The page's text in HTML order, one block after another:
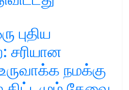
புதிய
சரியான
நமக்கு